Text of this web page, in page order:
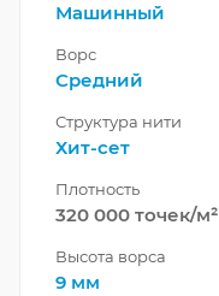
Машинный
Ворс
Средний
Структура нити
Хит-сет
Плотность
320 000 точек/м²
Высота ворса
9 мм